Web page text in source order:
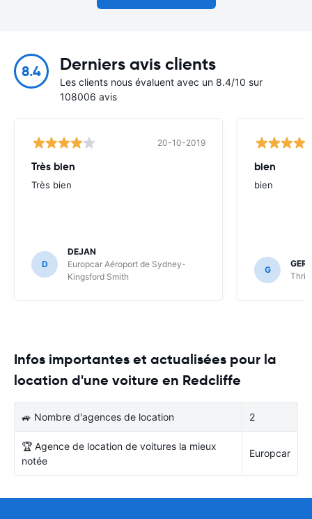
8.4 Derniers avis clients
Les clients nous évaluent avec un 8.4/10 sur
108006 avis
20-10-2019
Très bien
Très bien
D
DEJAN
Europcar Aéroport de Sydney-
Kingsford Smith
bien
bien
G
Infos importantes et actualisées pour la
location d'une voiture en Redcliffe
🚙 Nombre d'agences de location 2
🏆 Agence de location de voitures la mieux
notée
Europcar